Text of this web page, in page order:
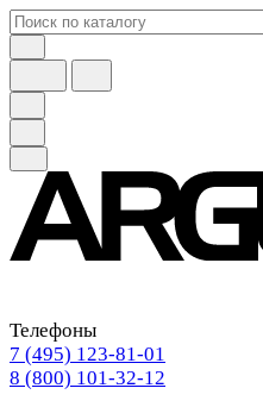
Телефоны
7 (495) 123-81-01
8 (800) 101-32-12